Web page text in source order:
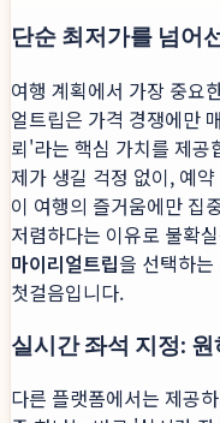
단순 최저가를 넘어
여행 계획에서 가장 중요
얼트립은 가격 경쟁에만
뢰'라는 핵심 가치를 제공
제가 생길 걱정 없이, 예
이 여행의 즐거움에만 집
저렴하다는 이유로 불확
마이리얼트립을 선택하
첫걸음입니다.
실시간 좌석 지정:
다른 플랫폼에서는 제공